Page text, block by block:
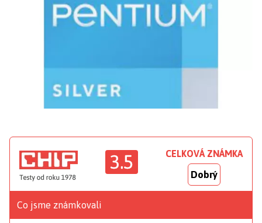
3.5 CELKOVÁ ZNÁMKA
Dobrý
Co jsme známkovali